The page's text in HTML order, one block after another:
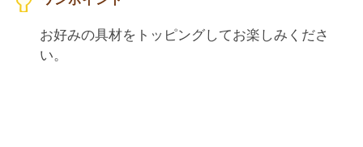
お好みの具材をトッピングしてお楽しみくださ
い。